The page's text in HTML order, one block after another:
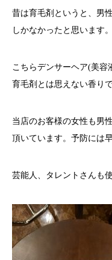
昔は育毛剤というと、男
しかなかったと思います。
こちらデンサーヘア(美容
育毛剤とは思えない香りで
当店のお客様の女性も男
頂いています。予防には
芸能人、タレントさんも